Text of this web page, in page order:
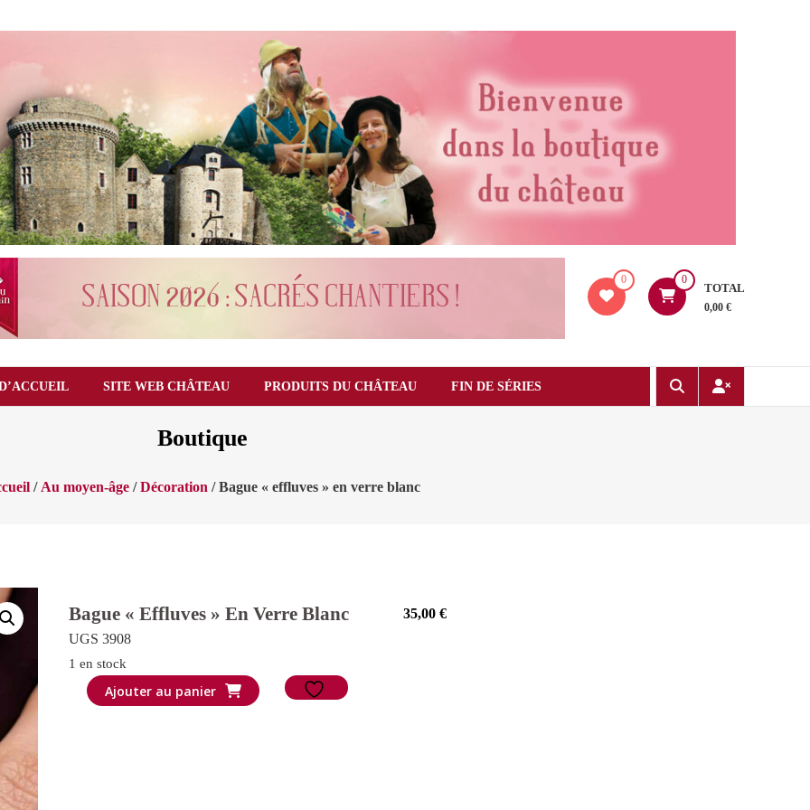
0 0
TOTAL
0,00 €
SITE WEB CHÂTEAU PRODUITS DU CHÂTEAU FIN DE SÉRIES
Boutique
/ Au moyen-âge /Décoration / Bague « effluves » en verre blanc
Bague « Effluves » En Verre Blanc 35,00 €
UGS 3908
1 en stock
quantitéAjouter au panier